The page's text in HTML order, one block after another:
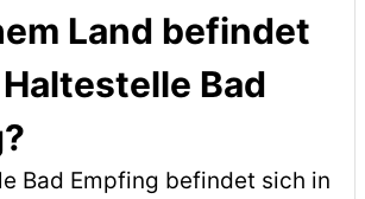
Land befindet
Bad
Bad Empfing befindet sich in